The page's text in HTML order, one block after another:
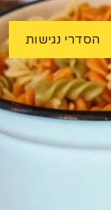
הסדרי נגישות